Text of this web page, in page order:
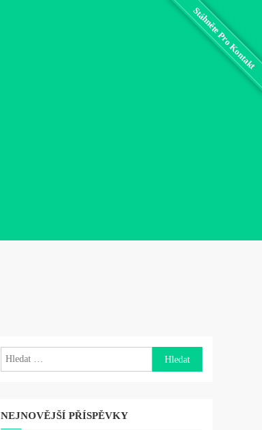
Vyhledávání
NEJNOVĚJŠÍ PŘÍSPĚVKY
Stáhněte Pro Kontakt